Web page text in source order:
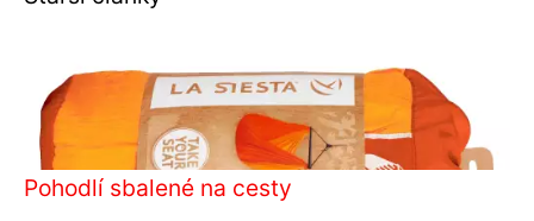
Pohodlí sbalené na cesty